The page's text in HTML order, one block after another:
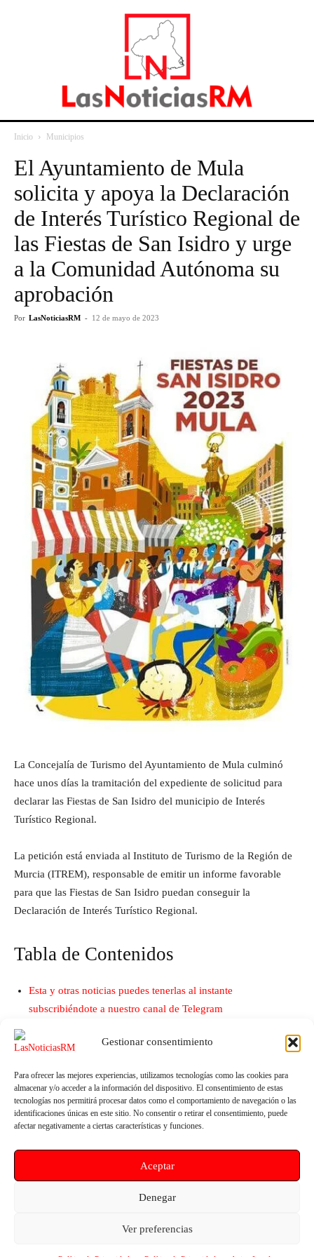
Gestionar consentimiento
Para ofrecer las mejores experiencias, utilizamos tecnologías como las cookies para
almacenar y/o acceder a la información del dispositivo. El consentimiento de estas
tecnologías nos permitirá procesar datos como el comportamiento de navegación o las
identificaciones únicas en este sitio. No consentir o retirar el consentimiento, puede
afectar negativamente a ciertas características y funciones.
Aceptar
Denegar
Ver preferencias
Inicio Municipios
El Ayuntamiento de Mula
solicita y apoya la Declaración
de Interés Turístico Regional de
las Fiestas de San Isidro y urge
a la Comunidad Autónoma su
aprobación
Por LasNoticiasRM - 12 de mayo de 2023
La Concejalía de Turismo del Ayuntamiento de Mula culminó
hace unos días la tramitación del expediente de solicitud para
declarar las Fiestas de San Isidro del municipio de Interés
Turístico Regional.
La petición está enviada al Instituto de Turismo de la Región de
Murcia (ITREM), responsable de emitir un informe favorable
para que las Fiestas de San Isidro puedan conseguir la
Declaración de Interés Turístico Regional.
Tabla de Contenidos
Esta y otras noticias puedes tenerlas al instante
subscribiéndote a nuestro canal de Telegram
Pepe Vélez aumentará la
inversión en educación hasta
APLAZADA a septiembre la